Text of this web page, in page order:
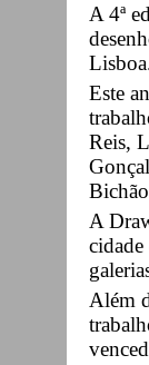
A 4ª
Este
Reis,
A
Além